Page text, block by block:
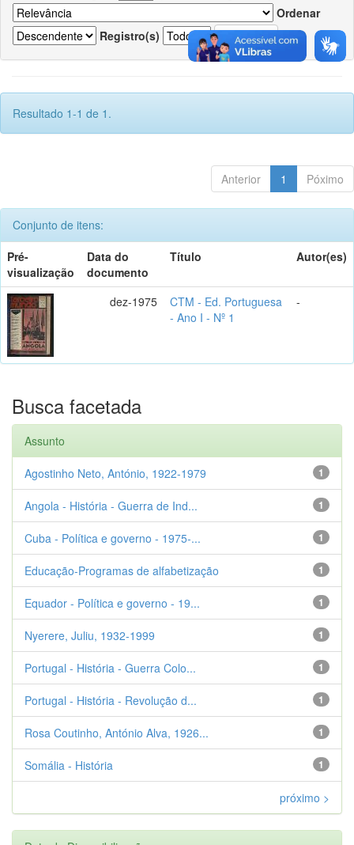
Ordenar
Registro(s)
Resultado 1-1 de 1.
Anterior 1 Póximo
Conjunto de itens:
Pré-
visualização
Data do
documento
Título Autor(es)
dez-1975
CTM - Ed. Portuguesa
- Ano I - Nº 1
-
Busca facetada
Assunto
1
Agostinho Neto, António, 1922-1979
1
Angola - História - Guerra de Ind...
1
Cuba - Política e governo - 1975-...
1
Educação-Programas de alfabetização
1
Equador - Política e governo - 19...
1
Nyerere, Juliu, 1932-1999
1
Portugal - História - Guerra Colo...
1
Portugal - História - Revolução d...
1
Rosa Coutinho, António Alva, 1926...
1
Somália - História
próximo >